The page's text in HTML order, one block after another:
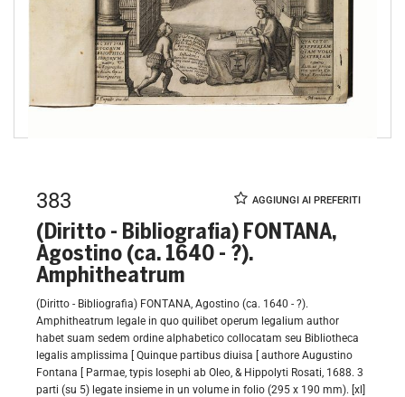
383
(Diritto - Bibliografia) FONTANA,
Agostino (ca. 1640 - ?).
Amphitheatrum
(Diritto - Bibliografia) FONTANA, Agostino (ca. 1640 - ?).
Amphitheatrum legale in quo quilibet operum legalium author
habet suam sedem ordine alphabetico collocatam seu Bibliotheca
legalis amplissima [ Quinque partibus diuisa [ authore Augustino
Fontana [ Parmae, typis Iosephi ab Oleo, & Hippolyti Rosati, 1688. 3
parti (su 5) legate insieme in un volume in folio (295 x 190 mm). [xl]